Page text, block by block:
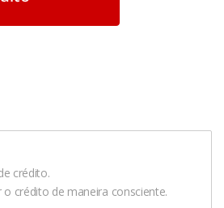
crédito.
o crédito de maneira consciente.